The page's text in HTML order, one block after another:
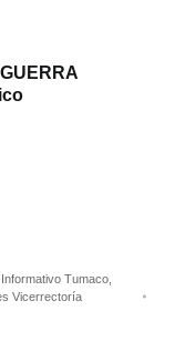
Informativo Tumaco
Vicerrectoría